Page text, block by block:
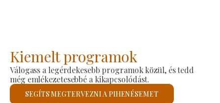
Kiemelt programok
Válogass a legérdekesebb programok közül, és tedd
még emlékezetesebbé a kikapcsolódást.
SEGÍTS MEGTERVEZNI A PIHENÉSEMET